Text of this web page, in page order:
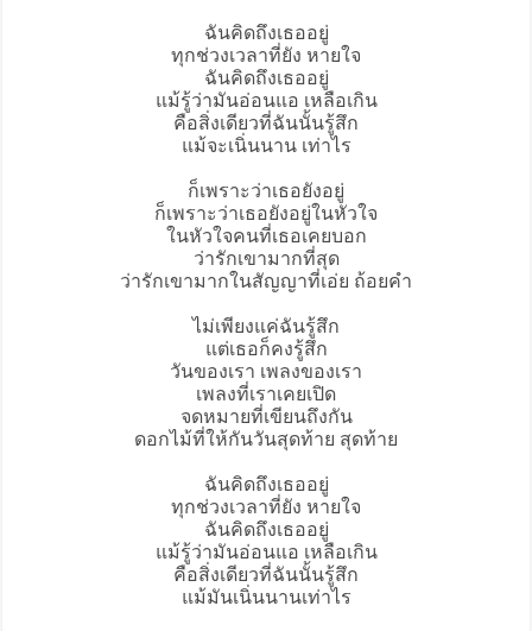
ฉันคิดถึงเธออยู่
ทุกช่วงเวลาที่ยัง หายใจ
ฉันคิดถึงเธออยู่
แม้รู้ว่ามันอ่อนแอ เหลือเกิน
คือสิ่งเดียวที่ฉันนั้นรู้สึก
แม้จะเนิ่นนาน เท่าไร
ก็เพราะว่าเธอยังอยู่
ก็เพราะว่าเธอยังอยู่ในหัวใจ
ในหัวใจคนที่เธอเคยบอก
ว่ารักเขามากที่สุด
ว่ารักเขามากในสัญญาที่เอ่ย ถ้อยคำ
ไม่เพียงแค่ฉันรู้สึก
แต่เธอก็คงรู้สึก
วันของเรา เพลงของเรา
เพลงที่เราเคยเปิด
จดหมายที่เขียนถึงกัน
ดอกไม้ที่ให้กันวันสุดท้าย สุดท้าย
ฉันคิดถึงเธออยู่
ทุกช่วงเวลาที่ยัง หายใจ
ฉันคิดถึงเธออยู่
แม้รู้ว่ามันอ่อนแอ เหลือเกิน
คือสิ่งเดียวที่ฉันนั้นรู้สึก
แม้มันเนิ่นนานเท่าไร